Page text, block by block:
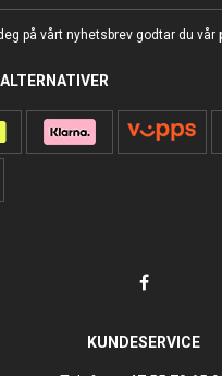
på vårt nyhetsbrev godtar du vår
KUNDESERVICE